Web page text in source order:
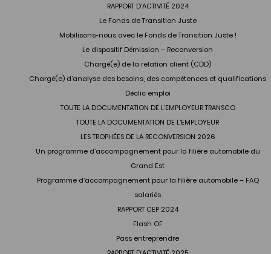
RAPPORT D’ACTIVITÉ 2024
Le Fonds de Transition Juste
Mobilisons-nous avec le Fonds de Transition Juste !
Le dispositif Démission – Reconversion
Chargé(e) de la relation client (CDD)
Chargé(e) d’analyse des besoins, des compétences et qualifications
Déclic emploi
TOUTE LA DOCUMENTATION DE L’EMPLOYEUR TRANSCO
TOUTE LA DOCUMENTATION DE L’EMPLOYEUR
LES TROPHÉES DE LA RECONVERSION 2026
Un programme d’accompagnement pour la filière automobile du
Grand Est
Programme d’accompagnement pour la filière automobile – FAQ
salariés
RAPPORT CEP 2024
Flash OF
Pass entreprendre